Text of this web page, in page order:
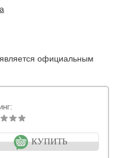
официальным
КУПИТЬ